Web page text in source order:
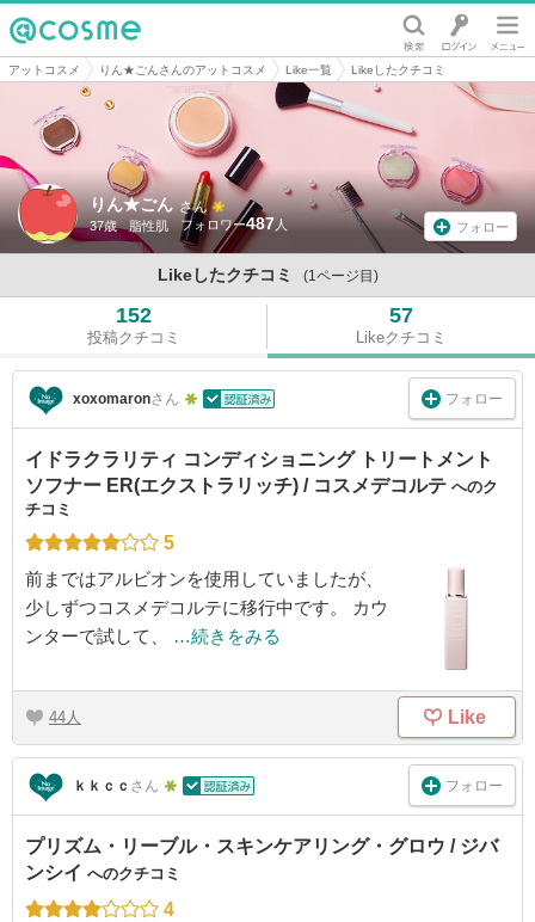
@cosme
アットコスメ りん★ごんさんのアットコスメ Like一覧 Likeしたクチコミ
りん★ごん さん
37歳 脂性肌 487 フォロー
Likeしたクチコミ (1ページ目)
152
投稿クチコミ
57
Likeクチコミ
xoxomaronさん フォロー
イドラクラリティ コンディショニング トリートメント
ソフナー ER(エクストラリッチ) / コスメデコルテ へのク
チコミ
5
前まではアルビオンを使用していましたが、
少しずつコスメデコルテに移行中です。 カウ
ンターで試して、
…続きをみる
44 Like
ｋｋｃｃ さん フォロー
プリズム・リーブル・スキンケアリング・グロウ / ジバ
ンシイ へのクチコミ
4